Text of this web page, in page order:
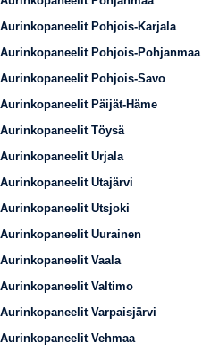
Aurinkopaneelit Pohjois-Karjala
Aurinkopaneelit Pohjois-Pohjanmaa
Aurinkopaneelit Pohjois-Savo
Aurinkopaneelit Päijät-Häme
Aurinkopaneelit Töysä
Aurinkopaneelit Urjala
Aurinkopaneelit Utajärvi
Aurinkopaneelit Utsjoki
Aurinkopaneelit Uurainen
Aurinkopaneelit Vaala
Aurinkopaneelit Valtimo
Aurinkopaneelit Varpaisjärvi
Aurinkopaneelit Vehmaa